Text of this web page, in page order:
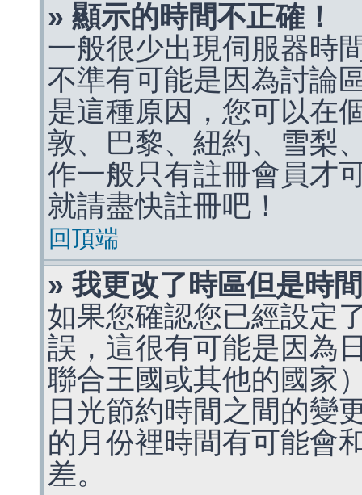
» 顯示的時間不正確！
一般很少出現伺服器時
不準有可能是因為討論
是這種原因，您可以在
敦、巴黎、紐約、雪梨
作一般只有註冊會員才
就請盡快註冊吧！
回頂端
» 我更改了時區但是時
如果您確認您已經設定
誤，這很有可能是因為
聯合王國或其他的國家
日光節約時間之間的變
的月份裡時間有可能會
差。